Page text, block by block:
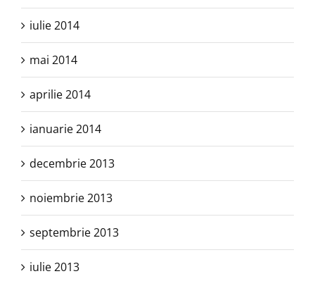
iulie 2014
mai 2014
aprilie 2014
ianuarie 2014
decembrie 2013
noiembrie 2013
septembrie 2013
iulie 2013